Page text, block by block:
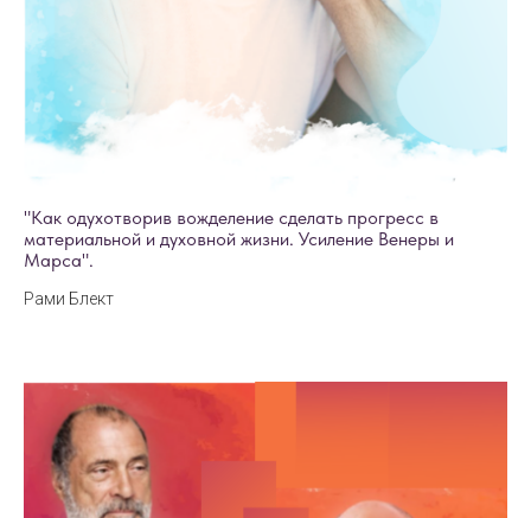
"Как одухотворив вожделение сделать прогресс в
материальной и духовной жизни. Усиление Венеры и
Марса".
Рами Блект